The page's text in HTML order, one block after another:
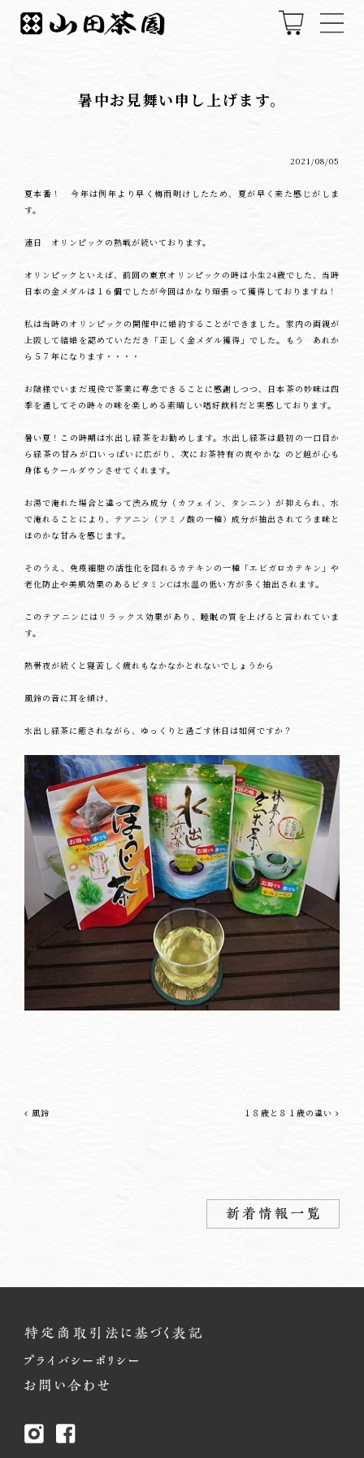
暑中お見舞い申し上げます。
2021/08/05
夏本番！ 今年は例年より早く梅雨明けしたため、夏が早く来た感じがしま
す。
連日 オリンピックの熱戦が続いております。
オリンピックといえば、前回の東京オリンピックの時は小生24歳でした、当時
日本の金メダルは１６個でしたが今回はかなり頑張って獲得しておりますね！
私は当時のオリンピックの開催中に婚約することができました。家内の両親が
上阪して結婚を認めていただき「正しく金メダル獲得」でした。もう あれか
ら５７年になります・・・・
お陰様でいまだ現役で茶業に専念できることに感謝しつつ、日本茶の妙味は四
季を通してその時々の味を楽しめる素晴しい嗜好飲料だと実感しております。
暑い夏！この時期は水出し緑茶をお勧めします。水出し緑茶は最初の一口目か
ら緑茶の甘みが口いっぱいに広がり、次にお茶特有の爽やかな のど越が心も
身体もクールダウンさせてくれます。
お湯で淹れた場合と違って渋み成分（カフェイン、タンニン）が抑えられ、水
で淹れることにより、テアニン（アミノ酸の一種）成分が抽出されてうま味と
ほのかな甘みを感じます。
そのうえ、免疫細胞の活性化を図れるカテキンの一種「エビガロカテキン」や
老化防止や美肌効果のあるビタミンCは水温の低い方が多く抽出されます。
このテアニンにはリラックス効果があり、睡眠の質を上げると言われていま
す。
熱帯夜が続くと寝苦しく疲れもなかなかとれないでしょうから
風鈴の音に耳を傾け、
水出し緑茶に癒されながら、ゆっくりと過ごす休日は如何ですか？
風鈴 １８歳と８１歳の違い